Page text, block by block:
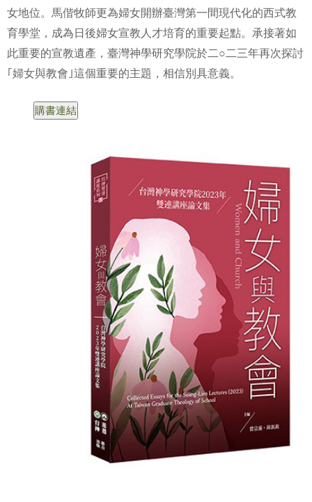
女地位。馬偕牧師更為婦女開辦臺灣第一間現代化的西式教
育學堂，成為日後婦女宣教人才培育的重要起點。承接著如
此重要的宣教遺產，臺灣神學研究學院於二○二三年再次探討
｢婦女與教會｣這個重要的主題，相信別具意義。